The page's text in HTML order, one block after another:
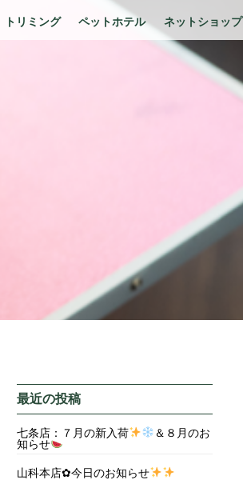
トリミング ペットホテル ネットショップ
最近の投稿
七条店：７月の新入荷
＆８月のお
知らせ
山科本店✿今日のお知らせ